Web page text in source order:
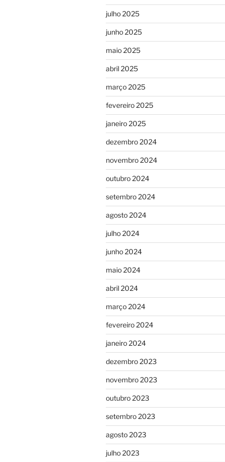
julho 2025
junho 2025
maio 2025
abril 2025
março 2025
fevereiro 2025
janeiro 2025
dezembro 2024
novembro 2024
outubro 2024
setembro 2024
agosto 2024
julho 2024
junho 2024
maio 2024
abril 2024
março 2024
fevereiro 2024
janeiro 2024
dezembro 2023
novembro 2023
outubro 2023
setembro 2023
agosto 2023
julho 2023